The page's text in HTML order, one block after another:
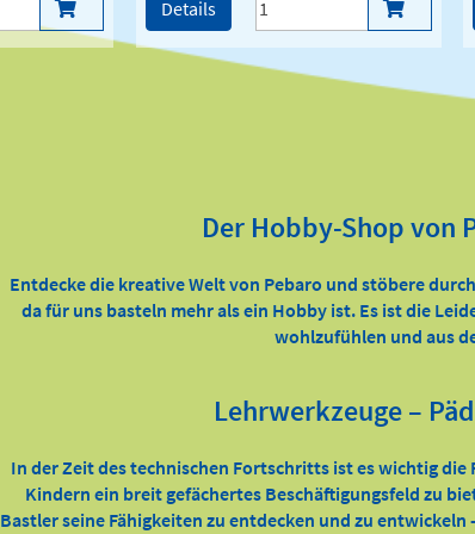
Details
Der Hobby-Shop von
Entdecke die kreative Welt von Pebaro und stöbere
da für uns basteln mehr als ein Hobby ist. Es ist die
wohlzufühlen und aus
Lehrwerkzeuge –
In der Zeit des technischen Fortschritts ist es wichtig
Kindern ein breit gefächertes Beschäftigungsfeld zu
Bastler seine Fähigkeiten zu entdecken und zu